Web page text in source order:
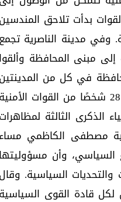
بدأت تلاحق المندسين
وفي مدينة الناصرية تجمع
مبنى المحافظة وألقوا
في كل من المدينتين
وأشعلوا النار في إطارات السيارات. وبحسب بيان عسكري عراقي، فإن 28 شخصًا من القوات الأمنية
الذكرى الثالثة لمظاهرات
مصطفى الكاظمي مساء
السياسي، وأن مسؤوليتها
السياسية. وقال
لكل قادة القوى السياسية